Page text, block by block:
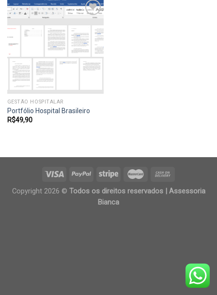
Add to
wishlist
GESTÃO HOSPITALAR
Portfólio Hospital Brasileiro
R$49,90
Copyright 2026 © Todos os direitos reservados | Assessoria
Bianca